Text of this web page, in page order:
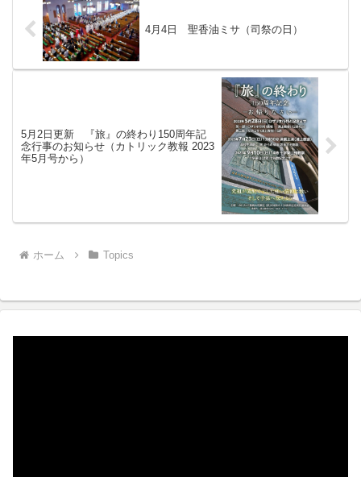
4月4日 聖香油ミサ（司祭の日）
5月2日更新 『旅』の終わり150周年記
念行事のお知らせ（カトリック教報 2023
年5月号から）
ホーム Topics